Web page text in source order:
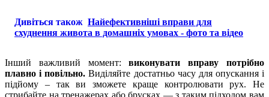
Дивіться також Найефективніші вправи для
схуднення живота в домашніх умовах - фото та відео
Інший важливий момент:виконувати вправу потрібно
плавно і повільно. Виділяйте достатньо часу для опускання і
підйому – так ви зможете краще контролювати рух. Не
стрибайте на тренажерах або брусках — з таким підходом вам